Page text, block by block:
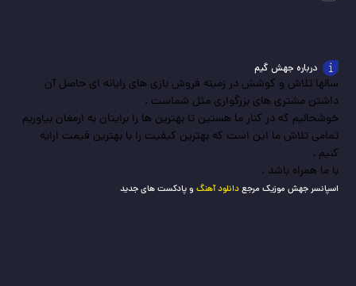
درباره جهش گیم
سالها تلاش و کوشش در زمینه فروش بازی های رایانه ای حاصل آن
داشتن مشتری های بزرگواری مثل شماست .
خوشحالیم که در کنار ما هستین تا بهترین ها را برایتان به ارمغان بیاوریم
تمامی تلاش ما این است که بهترین کیفیت را با بهترین قیمت ارایه
کنیم .
با ما همراه باشد .
اسپانسر جهش موزیک مرجعدانلود آهنگ و پادکست های جدید